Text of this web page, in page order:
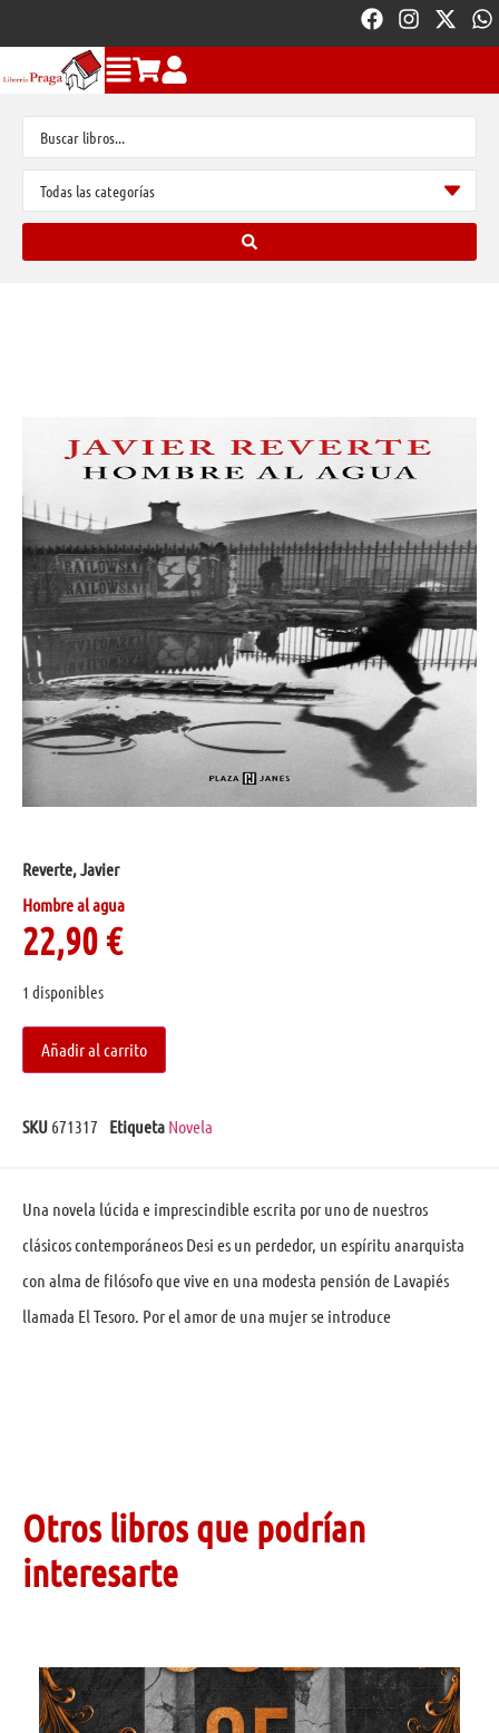
Reverte, Javier
Hombre al agua
22,90€
1 disponibles
Añadir al carrito
SKU 671317 Etiqueta Novela
Una novela lúcida e imprescindible escrita por uno de nuestros
clásicos contemporáneos Desi es un perdedor, un espíritu anarquista
con alma de filósofo que vive en una modesta pensión de Lavapiés
llamada El Tesoro. Por el amor de una mujer se introduce
Otros libros que podrían
interesarte